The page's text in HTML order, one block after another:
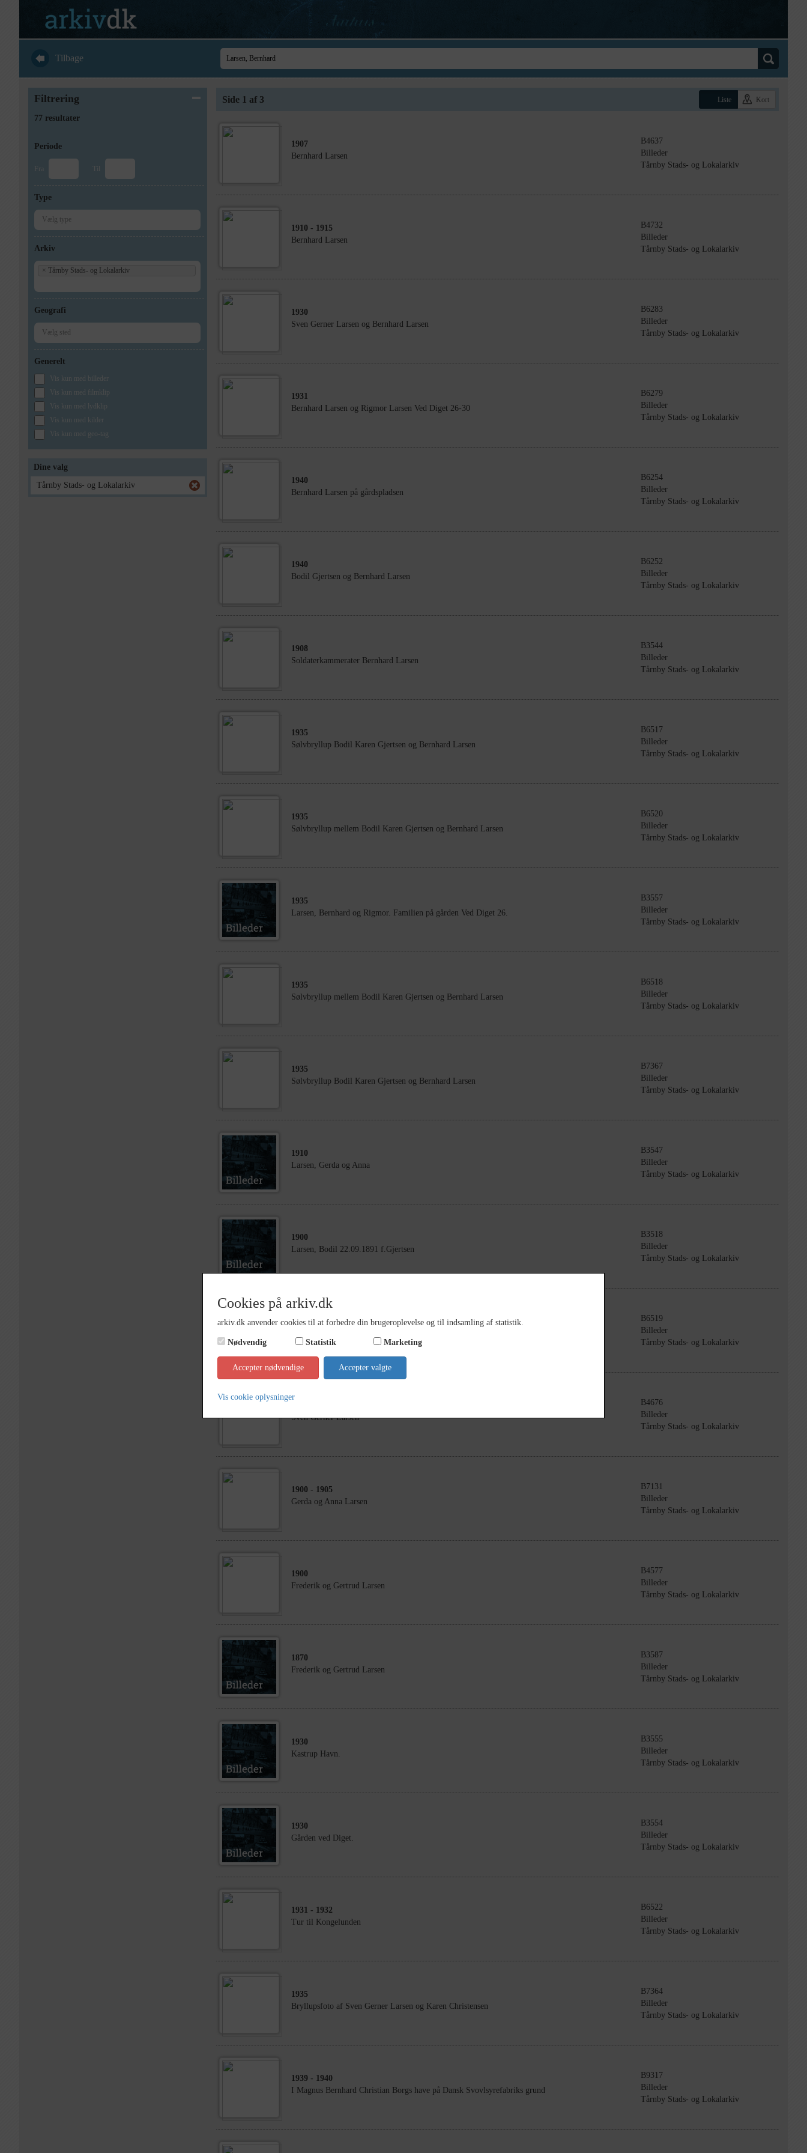
Tilbage
Filtrering
77 resultater
Periode
Fra Til
Type
Arkiv
× Tårnby Stads- og Lokalarkiv
Geografi
Generelt
Vis kun med billeder
Vis kun med filmklip
Vis kun med lydklip
Vis kun med kilder
Vis kun med geo-tag
Dine valg
Tårnby Stads- og Lokalarkiv
Side 1 af 3 Liste Kort
1907
Bernhard Larsen
B4637
Billeder
Tårnby Stads- og Lokalarkiv
1910 - 1915
Bernhard Larsen
B4732
Billeder
Tårnby Stads- og Lokalarkiv
1930
Sven Gerner Larsen og Bernhard Larsen
B6283
Billeder
Tårnby Stads- og Lokalarkiv
1931
Bernhard Larsen og Rigmor Larsen Ved Diget 26-30
B6279
Billeder
Tårnby Stads- og Lokalarkiv
1940
Bernhard Larsen på gårdspladsen
B6254
Billeder
Tårnby Stads- og Lokalarkiv
1940
Bodil Gjertsen og Bernhard Larsen
B6252
Billeder
Tårnby Stads- og Lokalarkiv
1908
Soldaterkammerater Bernhard Larsen
B3544
Billeder
Tårnby Stads- og Lokalarkiv
1935
Sølvbryllup Bodil Karen Gjertsen og Bernhard Larsen
B6517
Billeder
Tårnby Stads- og Lokalarkiv
1935
Sølvbryllup mellem Bodil Karen Gjertsen og Bernhard Larsen
B6520
Billeder
Tårnby Stads- og Lokalarkiv
1935
Larsen, Bernhard og Rigmor. Familien på gården Ved Diget 26.
B3557
Billeder
Tårnby Stads- og Lokalarkiv
1935
Sølvbryllup mellem Bodil Karen Gjertsen og Bernhard Larsen
B6518
Billeder
Tårnby Stads- og Lokalarkiv
1935
Sølvbryllup Bodil Karen Gjertsen og Bernhard Larsen
B7367
Billeder
Tårnby Stads- og Lokalarkiv
1910
Larsen, Gerda og Anna
B3547
Billeder
Tårnby Stads- og Lokalarkiv
1900
Larsen, Bodil 22.09.1891 f.Gjertsen
B3518
Billeder
Tårnby Stads- og Lokalarkiv
1935
B6519
Billeder
Tårnby Stads- og Lokalarkiv
Sven Gerner Larsen
B4676
Billeder
Tårnby Stads- og Lokalarkiv
1900 - 1905
Gerda og Anna Larsen
B7131
Billeder
Tårnby Stads- og Lokalarkiv
1900
Frederik og Gertrud Larsen
B4577
Billeder
Tårnby Stads- og Lokalarkiv
1870
Frederik og Gertrud Larsen
B3587
Billeder
Tårnby Stads- og Lokalarkiv
1930
Kastrup Havn.
B3555
Billeder
Tårnby Stads- og Lokalarkiv
1930
Gården ved Diget.
B3554
Billeder
Tårnby Stads- og Lokalarkiv
1931 - 1932
Tur til Kongelunden
B6522
Billeder
Tårnby Stads- og Lokalarkiv
1935
Bryllupsfoto af Sven Gerner Larsen og Karen Christensen
B7364
Billeder
Tårnby Stads- og Lokalarkiv
1939 - 1940
I Magnus Bernhard Christian Borgs have på Dansk Svovlsyrefabriks grund
B9317
Billeder
Tårnby Stads- og Lokalarkiv
Cookies på arkiv.dk
arkiv.dk anvender cookies til at forbedre din brugeroplevelse og til indsamling af statistik.
Nødvendig Statistik Marketing
Accepter nødvendige Accepter valgte
Vis cookie oplysninger